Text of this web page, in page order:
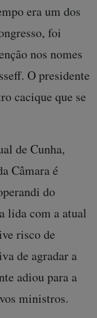
era um dos
foi
nos nomes
O presidente
cacique que se
de Cunha,
Câmara é
do
lida com a atual
risco de
de agradar a
adiou para a
ministros.